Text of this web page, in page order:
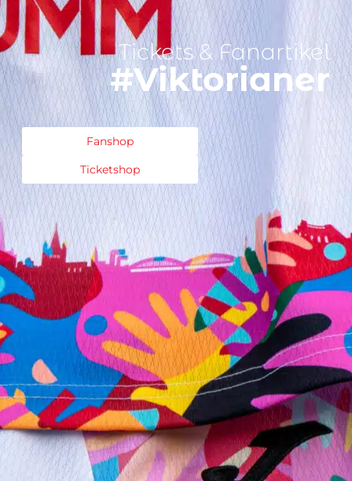
Tickets & Fanartikel
#Viktorianer
Fanshop
Ticketshop